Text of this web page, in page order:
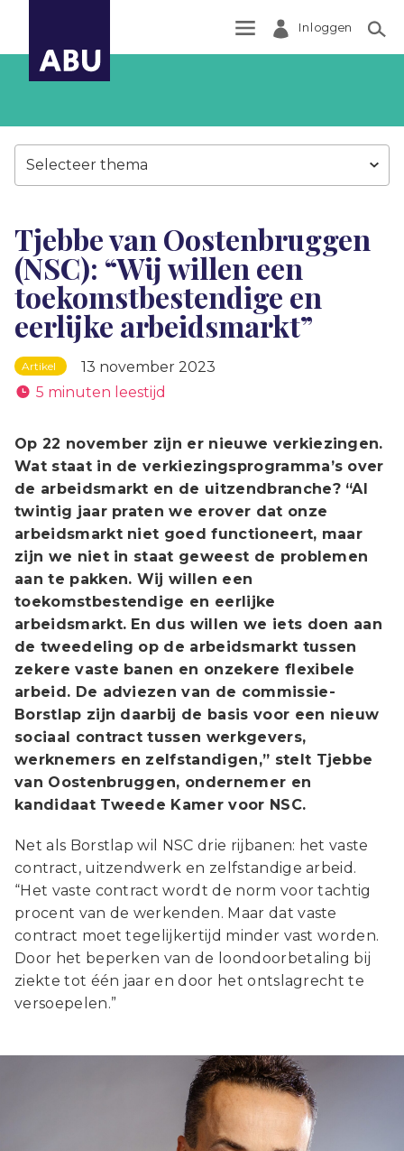
Inloggen
Selecteer thema
Tjebbe van Oostenbruggen
(NSC): “Wij willen een
toekomstbestendige en
eerlijke arbeidsmarkt”
Artikel
13 november 2023
5 minuten leestijd
Op 22 november zijn er nieuwe verkiezingen.
Wat staat in de verkiezingsprogramma’s over
de arbeidsmarkt en de uitzendbranche? “Al
twintig jaar praten we erover dat onze
arbeidsmarkt niet goed functioneert, maar
zijn we niet in staat geweest de problemen
aan te pakken. Wij willen een
toekomstbestendige en eerlijke
arbeidsmarkt. En dus willen we iets doen aan
de tweedeling op de arbeidsmarkt tussen
zekere vaste banen en onzekere flexibele
arbeid. De adviezen van de commissie-
Borstlap zijn daarbij de basis voor een nieuw
sociaal contract tussen werkgevers,
werknemers en zelfstandigen,” stelt Tjebbe
van Oostenbruggen, ondernemer en
kandidaat Tweede Kamer voor NSC.
Net als Borstlap wil NSC drie rijbanen: het vaste
contract, uitzendwerk en zelfstandige arbeid.
“Het vaste contract wordt de norm voor tachtig
procent van de werkenden. Maar dat vaste
contract moet tegelijkertijd minder vast worden.
Door het beperken van de loondoorbetaling bij
ziekte tot één jaar en door het ontslagrecht te
versoepelen.”